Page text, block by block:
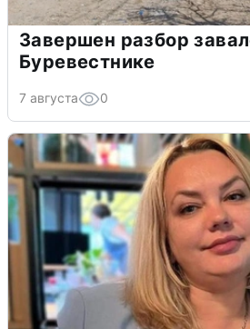
Завершен разбор
Буревестнике
7 августа 0